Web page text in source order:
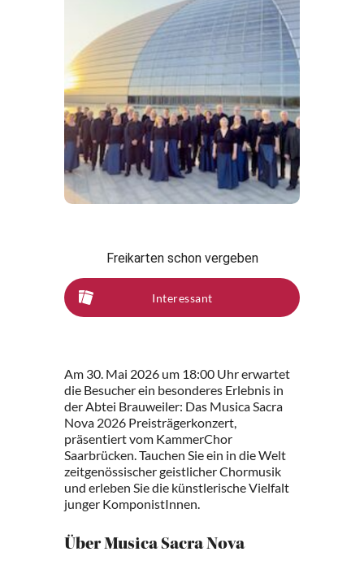
Freikarten schon vergeben
Interessant
Am 30. Mai 2026 um 18:00 Uhr erwartet
die Besucher ein besonderes Erlebnis in
der Abtei Brauweiler: Das Musica Sacra
Nova 2026 Preisträgerkonzert,
präsentiert vom KammerChor
Saarbrücken. Tauchen Sie ein in die Welt
zeitgenössischer geistlicher Chormusik
und erleben Sie die künstlerische Vielfalt
junger KomponistInnen.
Über Musica Sacra Nova